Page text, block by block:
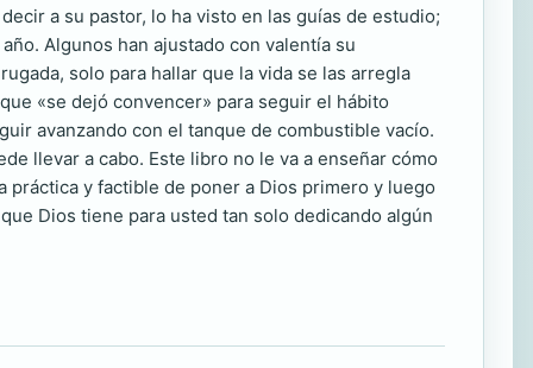
a su pastor, lo ha visto en las guías de estudio;
Algunos han ajustado con valentía su
solo para hallar que la vida se las arregla
«se dejó convencer» para seguir el hábito
avanzando con el tanque de combustible vacío.
llevar a cabo. Este libro no le va a enseñar cómo
práctica y factible de poner a Dios primero y luego
Dios tiene para usted tan solo dedicando algún